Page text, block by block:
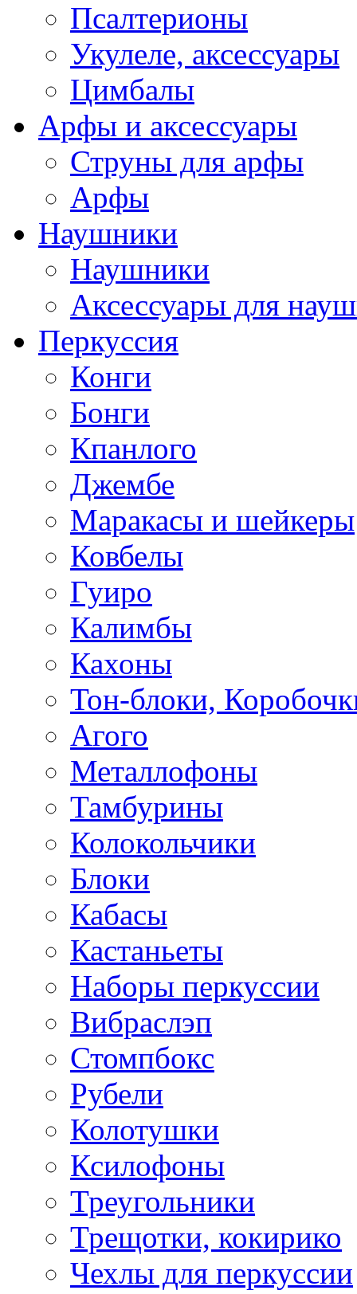
Псалтерионы
Укулеле, аксессуары
Цимбалы
Арфы и аксессуары
Струны для арфы
Арфы
Наушники
Наушники
Аксессуары для
Перкуссия
Конги
Бонги
Кпанлого
Джембе
Маракасы и шейкеры
Ковбелы
Гуиро
Калимбы
Кахоны
Тон-блоки,
Агого
Металлофоны
Тамбурины
Колокольчики
Блоки
Кабасы
Кастаньеты
Наборы перкуссии
Вибраслэп
Стомпбокс
Рубели
Колотушки
Ксилофоны
Треугольники
Трещотки, кокирико
Чехлы для перкуссии